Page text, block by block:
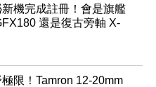
機完成註冊！會是旗艦
還是復古旁軸 X-
限！Tamron 12-20mm